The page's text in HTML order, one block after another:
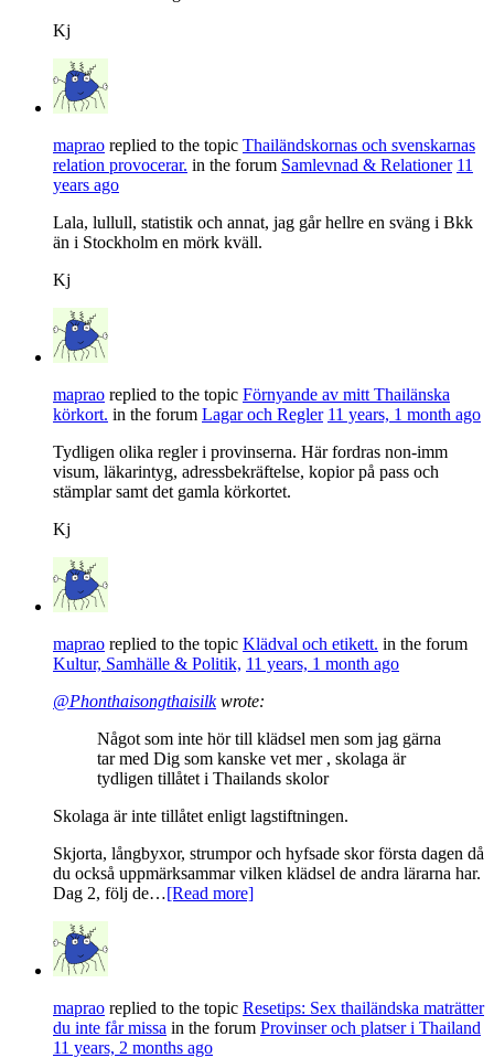
Kj
maprao replied to the topic Thailändskornas och svenskarnas
relation provocerar. in the forum Samlevnad & Relationer 11
years ago
Lala, lullull, statistik och annat, jag går hellre en sväng i Bkk
än i Stockholm en mörk kväll.
Kj
maprao replied to the topic Förnyande av mitt Thailänska
körkort. in the forum Lagar och Regler 11 years, 1 month ago
Tydligen olika regler i provinserna. Här fordras non-imm
visum, läkarintyg, adressbekräftelse, kopior på pass och
stämplar samt det gamla körkortet.
Kj
maprao replied to the topic Klädval och etikett. in the forum
Kultur, Samhälle & Politik, 11 years, 1 month ago
@Phonthaisongthaisilkwrote:
Något som inte hör till klädsel men som jag gärna
tar med Dig som kanske vet mer , skolaga är
tydligen tillåtet i Thailands skolor
Skolaga är inte tillåtet enligt lagstiftningen.
Skjorta, långbyxor, strumpor och hyfsade skor första dagen då
du också uppmärksammar vilken klädsel de andra lärarna har.
Dag 2, följ de…[Read more]
maprao replied to the topic Resetips: Sex thailändska maträtter
du inte får missa in the forum Provinser och platser i Thailand
11 years, 2 months ago